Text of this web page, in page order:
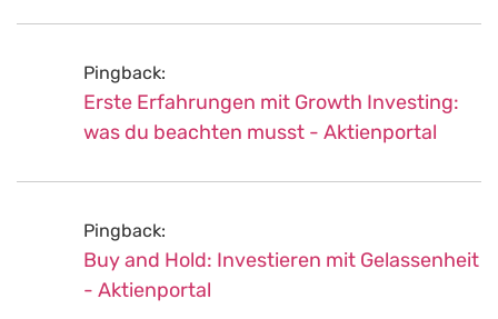
Pingback:
Erste Erfahrungen mit Growth Investing:
was du beachten musst - Aktienportal
Pingback:
Buy and Hold: Investieren mit Gelassenheit
- Aktienportal